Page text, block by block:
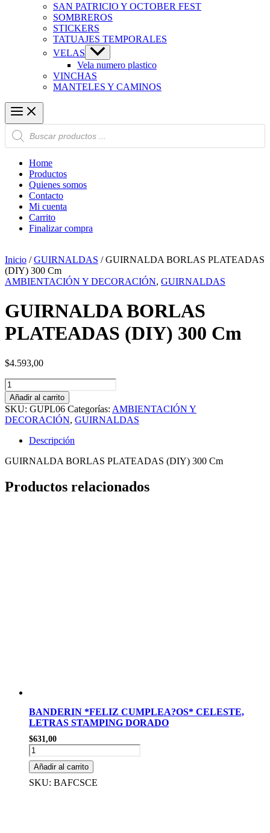
SAN PATRICIO Y OCTOBER FEST
SOMBREROS
STICKERS
TATUAJES TEMPORALES
VELAS
Vela numero plastico
VINCHAS
MANTELES Y CAMINOS
Búsqueda
de
productos
Home
Productos
Quienes somos
Contacto
Mi cuenta
Carrito
Finalizar compra
Inicio /GUIRNALDAS / GUIRNALDA BORLAS PLATEADAS
(DIY) 300 Cm
AMBIENTACIÓN Y DECORACIÓN, GUIRNALDAS
GUIRNALDA BORLAS
PLATEADAS (DIY) 300 Cm
$4.593,00
GUIRNALDA
BORLAS
PLATEADAS
(DIY)
300
cantidad
Añadir al carrito
SKU: GUPL06 Categorías: AMBIENTACIÓN Y
DECORACIÓN, GUIRNALDAS
Descripción
GUIRNALDA BORLAS PLATEADAS (DIY) 300 Cm
Productos relacionados
BANDERIN *FELIZ CUMPLEA?OS* CELESTE,
LETRAS STAMPING DORADO
$631,00
BANDERIN
*FELIZ
CUMPLEA?
OS*
Añadir al carrito
SKU: BAFCSCE